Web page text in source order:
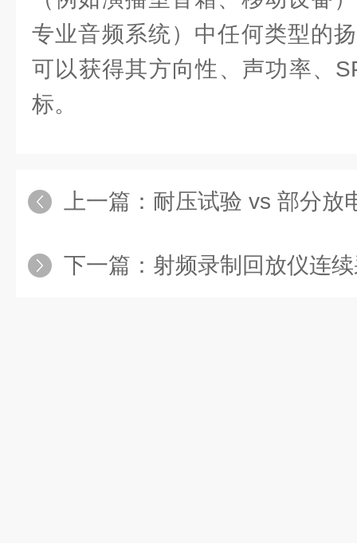
专业音频系统）中任何类型的
可以获得其方向性、声功率、
标。
上一篇： 耐压试验 vs 部分
下一篇： 射频录制回放仪连续采集分析记